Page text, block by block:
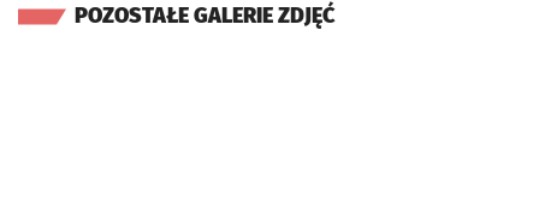
POZOSTAŁE GALERIE ZDJĘĆ